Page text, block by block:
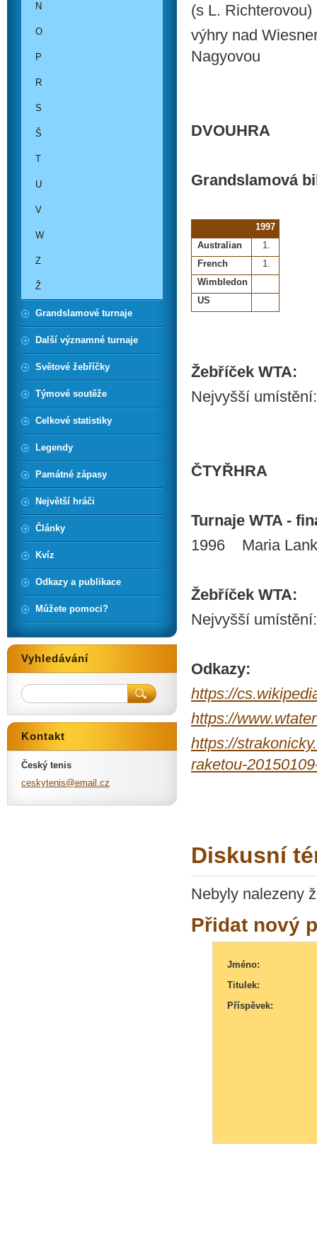
(s L.
výhry nad
Nagyovou
DVOUHRA
Grandslamová
1997
Australian
1.
French
1.
Wimbledon
US
Žebříček WTA:
Nejvyšší
ČTYŘHRA
Turnaje WTA -
1996 Maria
Žebříček WTA:
Nejvyšší
Odkazy:
https://
https://
https://
raketou-
Diskusní
Nebyly nalezeny
Přidat nový
Jméno:
Titulek:
Příspěvek:
N
O
P
R
S
Š
T
U
V
W
Z
Ž
Grandslamové turnaje
Další významné turnaje
Světové žebříčky
Týmové soutěže
Celkové statistiky
Legendy
Památné zápasy
Největší hráči
Články
Kvíz
Odkazy a publikace
Můžete pomoci?
Vyhledávání
Kontakt
Český tenis
ceskytenis@email .cz